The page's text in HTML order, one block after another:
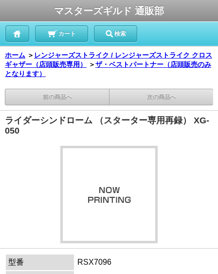
マスターズギルド 通販部
カート 検索
ホーム ＞ レンジャーズストライク / レンジャーズストライク クロス
ギャザー（店頭販売専用）
＞ザ・ベストパートナー（店頭販売のみ
となります）
前の商品へ 次の商品へ
ライダーシンドローム （スターター専用再録） XG-
050
型番
RSX7096